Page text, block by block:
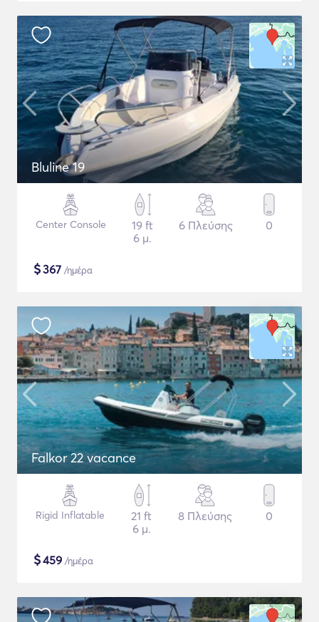
Bluline 19
Center Console
19 ft
6 μ.
6 Πλεύσης 0
$367 /ημέρα
Falkor 22 vacance
Rigid Inflatable
21 ft
6 μ.
8 Πλεύσης 0
$459 /ημέρα